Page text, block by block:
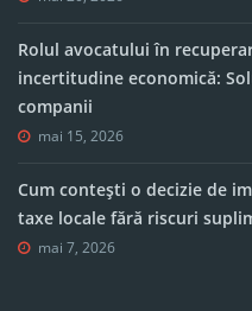
Rolul avocatului în
incertitudine economică:
companii
mai 15, 2026
Cum contești o decizie de
taxe locale fără riscuri
mai 7, 2026